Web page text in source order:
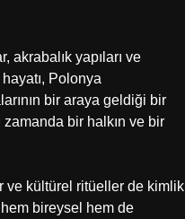
akrabalık yapıları ve
Polonya
bir araya geldiği bir
bir halkın ve bir
ve kültürel ritüeller de kimlik
bireysel hem de